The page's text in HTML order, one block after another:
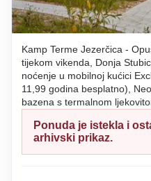
Kamp Terme Jezerčica -
tijekom vikenda, Donja
noćenje u mobilnoj kućici
11,99 godina besplatno),
bazena s termalnom
Ponuda je istekla i
arhivski prikaz.